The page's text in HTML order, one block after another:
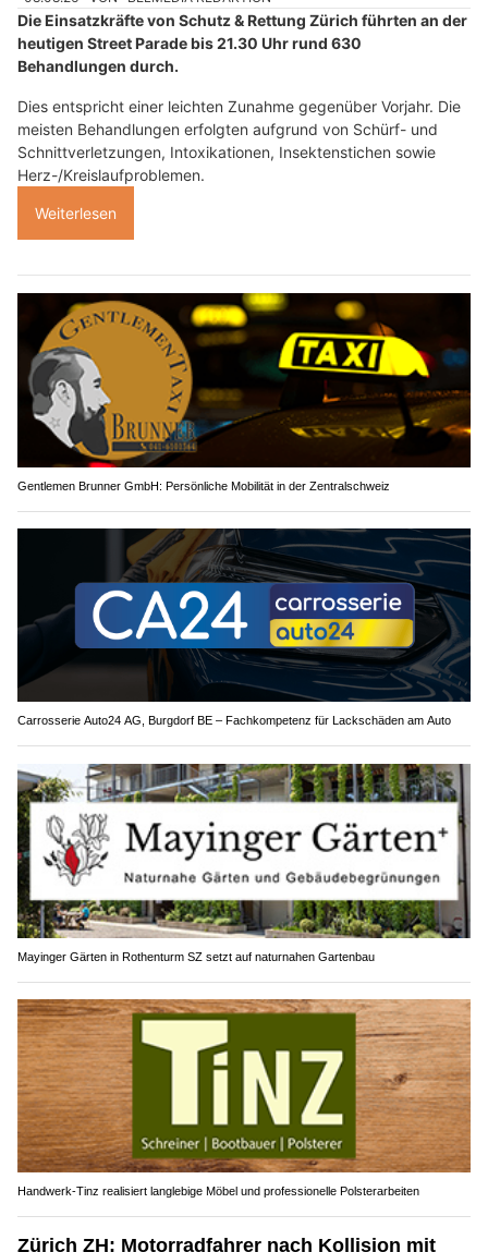
Die Einsatzkräfte von Schutz & Rettung Zürich führten an der
heutigen Street Parade bis 21.30 Uhr rund 630
Behandlungen durch.
Dies entspricht einer leichten Zunahme gegenüber Vorjahr. Die
meisten Behandlungen erfolgten aufgrund von Schürf- und
Schnittverletzungen, Intoxikationen, Insektenstichen sowie
Herz-/Kreislaufproblemen.
Weiterlesen
Gentlemen Brunner GmbH: Persönliche Mobilität in der Zentralschweiz
Carrosserie Auto24 AG, Burgdorf BE – Fachkompetenz für Lackschäden am Auto
Mayinger Gärten in Rothenturm SZ setzt auf naturnahen Gartenbau
Handwerk-Tinz realisiert langlebige Möbel und professionelle Polsterarbeiten
Zürich ZH: Motorradfahrer nach Kollision mit